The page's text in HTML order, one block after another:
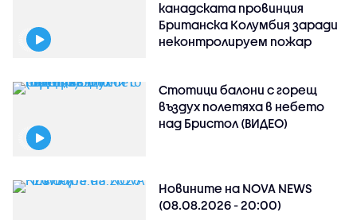
канадската провинция
Британска Колумбия заради
неконтролируем пожар
Стотици балони с горещ
въздух полетяха в небето
над Бристол (ВИДЕО)
Новините на NOVA NEWS
(08.08.2026 - 20:00)